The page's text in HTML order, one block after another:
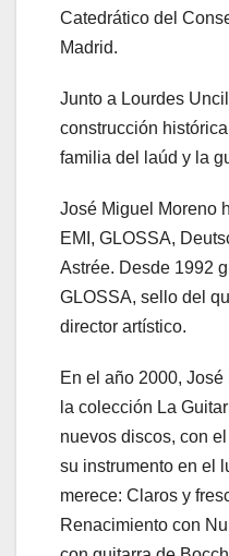
Catedrático del
Madrid.
Junto a Lourdes
construcción
familia del laúd y la
José Miguel Moreno
EMI, GLOSSA,
Astrée. Desde 1992
GLOSSA, sello del
director artístico.
En el año 2000,
la colección La
nuevos discos, con
su instrumento en el
merece: Claros y
Renacimiento con